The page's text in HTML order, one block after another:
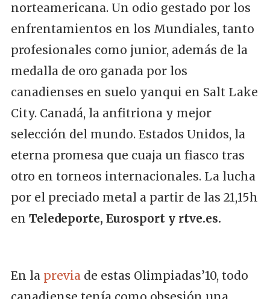
norteamericana. Un odio gestado por los
enfrentamientos en los Mundiales, tanto
profesionales como junior, además de la
medalla de oro ganada por los
canadienses en suelo yanqui en Salt Lake
City. Canadá, la anfitriona y mejor
selección del mundo. Estados Unidos, la
eterna promesa que cuaja un fiasco tras
otro en torneos internacionales. La lucha
por el preciado metal a partir de las 21,15h
en Teledeporte, Eurosport y rtve.es.
En la previade estas Olimpiadas’10, todo